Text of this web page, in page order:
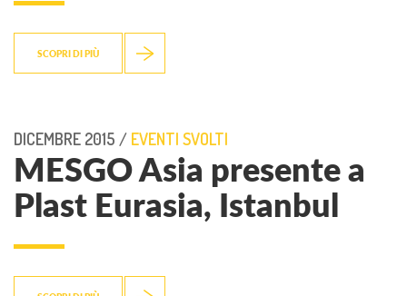
SCOPRI DI PIÙ
DICEMBRE 2015 / EVENTI SVOLTI
MESGO Asia presente a
Plast Eurasia, Istanbul